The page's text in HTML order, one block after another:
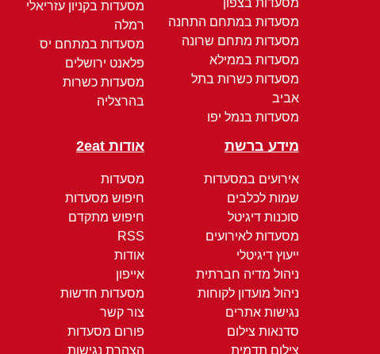
מסעדות בצפון
מסעדות במתחם התחנה
מסעדות מתחם שרונה
מסעדות בממילא
מסעדות כשרות בתל
אביב
מסעדות בנמל יפו
מסעדות בקניון עזריאלי
רמלה
מסעדות במתחם יס
פלאנט ירושלים
מסעדות כשרות
בהרצליה
מידע ברשת
אירועים במסעדות
שמות לכלבים
סוכנות דיגיטל
מסעדות לאירועים
ייעוץ דיגיטלי
ניהול מדיה חברתית
ניהול מועדון לקוחות
נגישות אתרים
סדנאות צילום
צילום תדמית
אודות 2eat
מסעדות
חיפוש מסעדות
חיפוש מתקדם
RSS
אודות
אייפון
מסעדות חדשות
צור קשר
פורום מסעדות
הצהרת נגישות